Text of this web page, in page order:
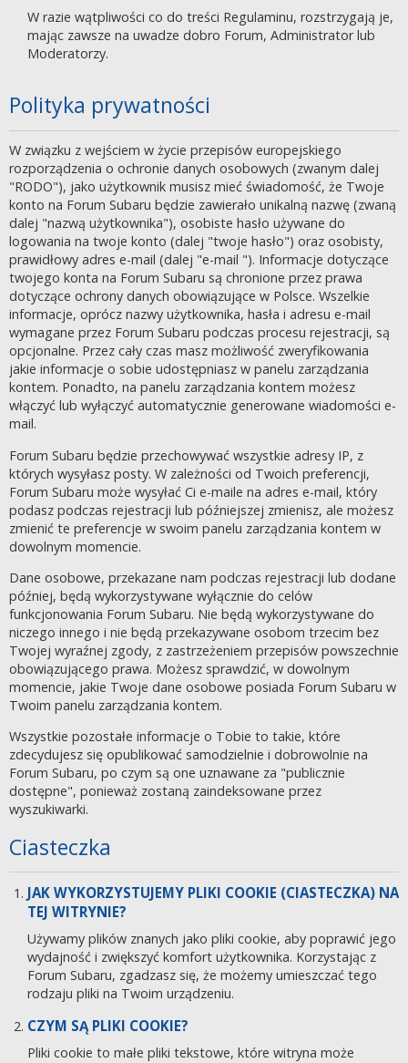
W razie wątpliwości co do treści Regulaminu, rozstrzygają je,
mając zawsze na uwadze dobro Forum, Administrator lub
Moderatorzy.
Polityka prywatności
W związku z wejściem w życie przepisów europejskiego
rozporządzenia o ochronie danych osobowych (zwanym dalej
"RODO"), jako użytkownik musisz mieć świadomość, że Twoje
konto na Forum Subaru będzie zawierało unikalną nazwę (zwaną
dalej "nazwą użytkownika"), osobiste hasło używane do
logowania na twoje konto (dalej "twoje hasło") oraz osobisty,
prawidłowy adres e-mail (dalej "e-mail "). Informacje dotyczące
twojego konta na Forum Subaru są chronione przez prawa
dotyczące ochrony danych obowiązujące w Polsce. Wszelkie
informacje, oprócz nazwy użytkownika, hasła i adresu e-mail
wymagane przez Forum Subaru podczas procesu rejestracji, są
opcjonalne. Przez cały czas masz możliwość zweryfikowania
jakie informacje o sobie udostępniasz w panelu zarządzania
kontem. Ponadto, na panelu zarządzania kontem możesz
włączyć lub wyłączyć automatycznie generowane wiadomości e-
mail.
Forum Subaru będzie przechowywać wszystkie adresy IP, z
których wysyłasz posty. W zależności od Twoich preferencji,
Forum Subaru może wysyłać Ci e-maile na adres e-mail, który
podasz podczas rejestracji lub późniejszej zmienisz, ale możesz
zmienić te preferencje w swoim panelu zarządzania kontem w
dowolnym momencie.
Dane osobowe, przekazane nam podczas rejestracji lub dodane
później, będą wykorzystywane wyłącznie do celów
funkcjonowania Forum Subaru. Nie będą wykorzystywane do
niczego innego i nie będą przekazywane osobom trzecim bez
Twojej wyraźnej zgody, z zastrzeżeniem przepisów powszechnie
obowiązującego prawa. Możesz sprawdzić, w dowolnym
momencie, jakie Twoje dane osobowe posiada Forum Subaru w
Twoim panelu zarządzania kontem.
Wszystkie pozostałe informacje o Tobie to takie, które
zdecydujesz się opublikować samodzielnie i dobrowolnie na
Forum Subaru, po czym są one uznawane za "publicznie
dostępne", ponieważ zostaną zaindeksowane przez
wyszukiwarki.
Ciasteczka
JAK WYKORZYSTUJEMY PLIKI COOKIE (CIASTECZKA) NA
TEJ WITRYNIE?
Używamy plików znanych jako pliki cookie, aby poprawić jego
wydajność i zwiększyć komfort użytkownika. Korzystając z
Forum Subaru, zgadzasz się, że możemy umieszczać tego
rodzaju pliki na Twoim urządzeniu.
CZYM SĄ PLIKI COOKIE?
Pliki cookie to małe pliki tekstowe, które witryna może